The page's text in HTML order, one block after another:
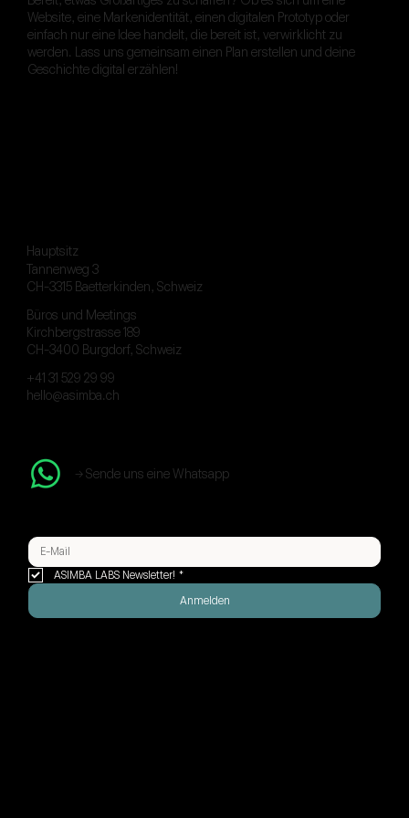
Hauptsitz
Tannenweg 3
CH-3315 Baetterkinden, Schweiz
Büros und Meetings
Kirchbergstrasse 189
CH-3400 Burgdorf, Schweiz
+41 31 529 29 99
hello@asimba.ch
→ Sende uns eine Whatsapp
ASIMBA LABS Newsletter! *
Anmelden
Website, eine Markenidentität, einen digitalen Prototyp oder
einfach nur eine Idee handelt, die bereit ist, verwirklicht zu
werden. Lass uns gemeinsam einen Plan erstellen und deine
Geschichte digital erzählen!